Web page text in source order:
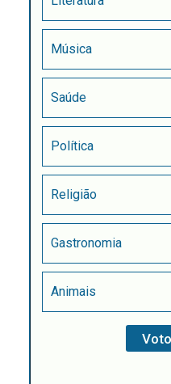
Música
Saúde
Política
Religião
Gastronomia
Animais